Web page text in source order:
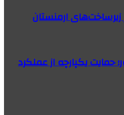
زیرساخت‌های ارمنستان
حمایت یکپارچه از عملکرد